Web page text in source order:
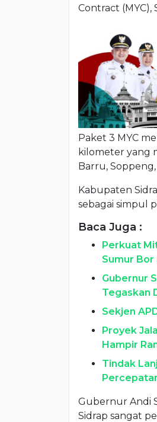
Contract (MYC),
Paket 3 MYC
kilometer yang
Barru,
Kabupaten
sebagai simpul
Baca Juga :
Perkuat
Sumur Bor
Gubernur
Tegaskan
Sekjen
Proyek
Hampir
Tindak
Gubernur Andi
Sidrap sangat